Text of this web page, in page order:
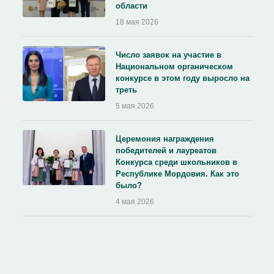
области
18 мая 2026
Число заявок на участие в
Национальном органическом
конкурсе в этом году выросло на
треть
5 мая 2026
Церемония награждения
победителей и лауреатов
Конкурса среди школьников в
Республике Мордовия. Как это
было?
4 мая 2026